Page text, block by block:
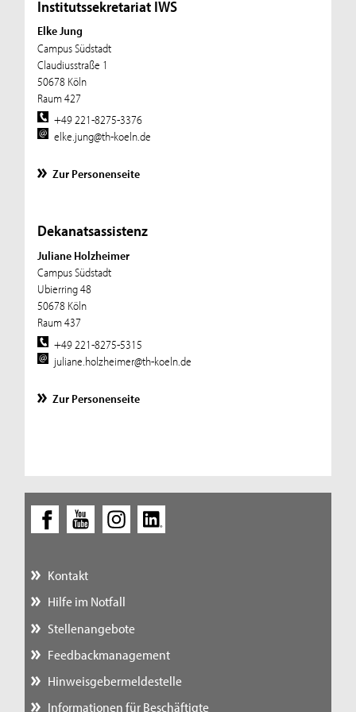
Institutssekretariat IWS
Elke Jung
Campus Südstadt
Claudiusstraße 1
50678 Köln
Raum 427
+49 221-8275-3376
elke.jung@th-koeln.de
Zur Personenseite
Dekanatsassistenz
Juliane Holzheimer
Campus Südstadt
Ubierring 48
50678 Köln
Raum 437
+49 221-8275-5315
juliane.holzheimer@th-koeln.de
Zur Personenseite
Kontakt
Hilfe im Notfall
Stellenangebote
Feedbackmanagement
Hinweisgebermeldestelle
Informationen für Beschäftigte